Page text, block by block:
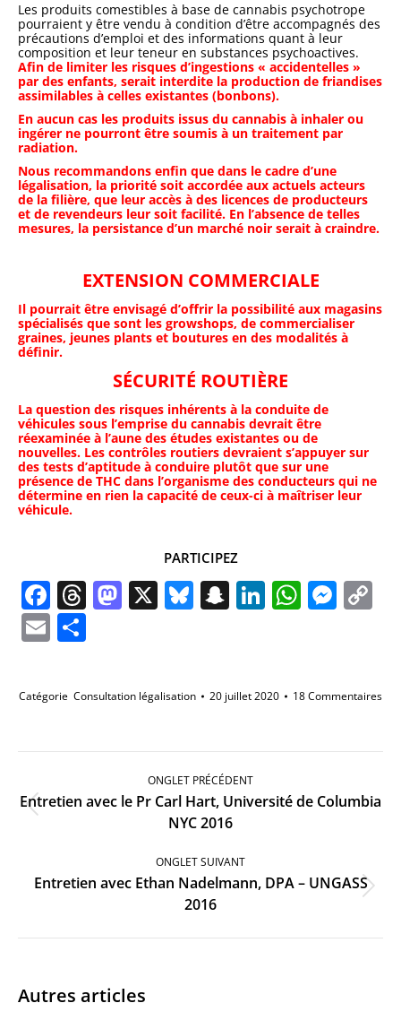
Les produits comestibles à base de cannabis psychotrope
pourraient y être vendu à condition d’être accompagnés des
précautions d’emploi et des informations quant à leur
composition et leur teneur en substances psychoactives.
Afin de limiter les risques d’ingestions « accidentelles »
par des enfants, serait interdite la production de friandises
assimilables à celles existantes (bonbons).
En aucun cas les produits issus du cannabis à inhaler ou
ingérer ne pourront être soumis à un traitement par
radiation.
Nous recommandons enfin que dans le cadre d’une
légalisation, la priorité soit accordée aux actuels acteurs
de la filière, que leur accès à des licences de producteurs
et de revendeurs leur soit facilité. En l’absence de telles
mesures, la persistance d’un marché noir serait à craindre.
EXTENSION COMMERCIALE
Il pourrait être envisagé d’offrir la possibilité aux magasins
spécialisés que sont les growshops, de commercialiser
graines, jeunes plants et boutures en des modalités à
définir.
SÉCURITÉ ROUTIÈRE
La question des risques inhérents à la conduite de
véhicules sous l’emprise du cannabis devrait être
réexaminée à l’aune des études existantes ou de
nouvelles. Les contrôles routiers devraient s’appuyer sur
des tests d’aptitude à conduire plutôt que sur une
présence de THC dans l’organisme des conducteurs qui ne
détermine en rien la capacité de ceux-ci à maîtriser leur
véhicule.
PARTICIPEZ
Facebook
Threads
Mastodon
X Bluesky
Snapchat
LinkedIn
Email
Catégorie Consultation légalisation 20 juillet 2020 18 Commentaires
Navigation
ONGLET PRÉCÉDENT
Onglet
précédent
Entretien avec le Pr Carl Hart, Université de Columbia
NYC 2016
ONGLET SUIVANT
Onglet
suivant
Entretien avec Ethan Nadelmann, DPA – UNGASS
2016
Autres articles